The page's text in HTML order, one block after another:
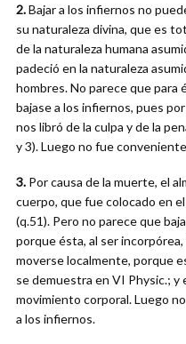
2.Bajar a los infiernos no
su naturaleza divina, que es
de la naturaleza humana
padeció en la naturaleza
hombres. No parece que para
bajase a los infiernos, pues
nos libró de la culpa y de la
y 3). Luego no fue
3. Por causa de la muerte, el
cuerpo, que fue colocado en
(q.51). Pero no parece que
porque ésta, al ser
moverse localmente, porque
se demuestra en VI Physic.; y
movimiento corporal. Luego
a los infiernos.